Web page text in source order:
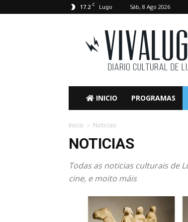
17.2 C Lugo Sáb, 8 Ago 2026
VivaLugo
INICIO PROGRAMAS
Inicio Noticias
NOTICIAS
Todas as noticias culturais de
cine, e moito máis